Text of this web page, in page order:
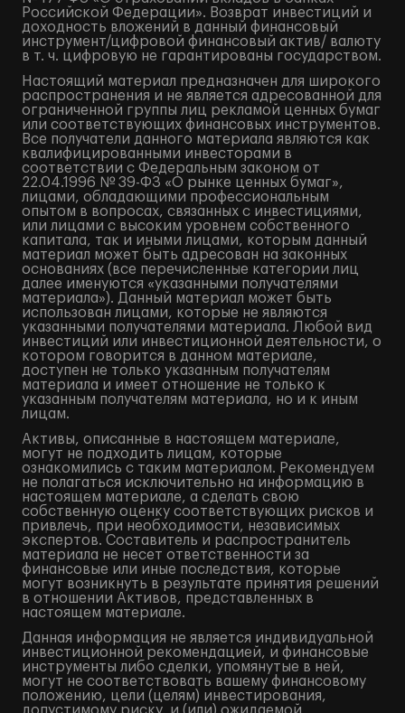
Российской Федерации». Возврат инвестиций и
доходность вложений в данный финансовый
инструмент/цифровой финансовый актив/ валюту
в т. ч. цифровую не гарантированы государством.
Настоящий материал предназначен для широкого
распространения и не является адресованной для
ограниченной группы лиц рекламой ценных бумаг
или соответствующих финансовых инструментов.
Все получатели данного материала являются как
квалифицированными инвесторами в
соответствии с Федеральным законом от
22.04.1996 № 39-ФЗ «О рынке ценных бумаг»,
лицами, обладающими профессиональным
опытом в вопросах, связанных с инвестициями,
или лицами с высоким уровнем собственного
капитала, так и иными лицами, которым данный
материал может быть адресован на законных
основаниях (все перечисленные категории лиц
далее именуются «указанными получателями
материала»). Данный материал может быть
использован лицами, которые не являются
указанными получателями материала. Любой вид
инвестиций или инвестиционной деятельности, о
котором говорится в данном материале,
доступен не только указанным получателям
материала и имеет отношение не только к
указанным получателям материала, но и к иным
лицам.
Активы, описанные в настоящем материале,
могут не подходить лицам, которые
ознакомились с таким материалом. Рекомендуем
не полагаться исключительно на информацию в
настоящем материале, а сделать свою
собственную оценку соответствующих рисков и
привлечь, при необходимости, независимых
экспертов. Составитель и распространитель
материала не несет ответственности за
финансовые или иные последствия, которые
могут возникнуть в результате принятия решений
в отношении Активов, представленных в
настоящем материале.
Данная информация не является индивидуальной
инвестиционной рекомендацией, и финансовые
инструменты либо сделки, упомянутые в ней,
могут не соответствовать вашему финансовому
положению, цели (целям) инвестирования,